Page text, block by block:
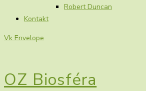
Robert Duncan
Kontakt
Vk Envelope
OZ Biosféra